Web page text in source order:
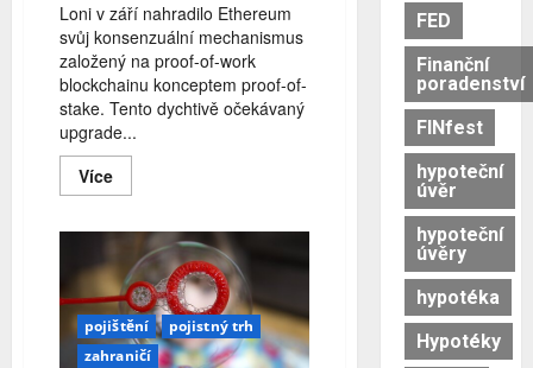
Loni v září nahradilo Ethereum
svůj konsenzuální mechanismus
založený na proof-of-work
blockchainu konceptem proof-of-
stake. Tento dychtivě očekávaný
upgrade...
VíceRead
more
poté:
Jak
proof-
of-
stake
změnil
Ethereum
pojištění
pojistný trh
zahraničí
FED
Finanční
poradenství
FINfest
hypoteční
úvěr
hypoteční
úvěry
hypotéka
Hypotéky